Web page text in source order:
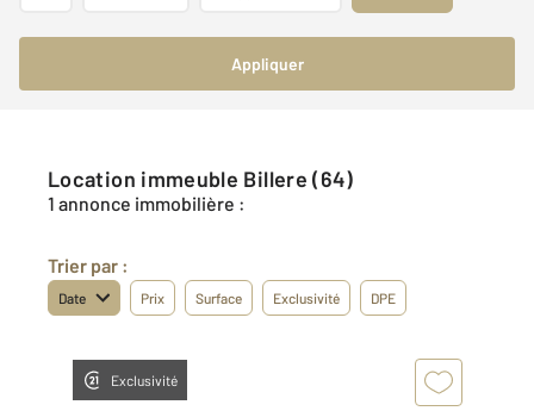
Appliquer
Location immeuble Billere (64)
1 annonce immobilière :
Trier par :
Date Prix Surface Exclusivité DPE
Exclusivité